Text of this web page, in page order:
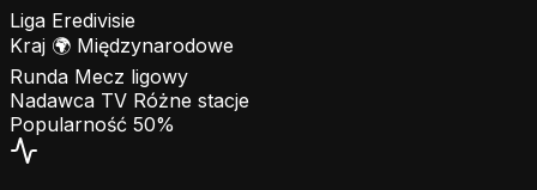
Liga Eredivisie
Kraj 🌍 Międzynarodowe
Runda Mecz ligowy
Nadawca TV Różne stacje
Popularność 50%